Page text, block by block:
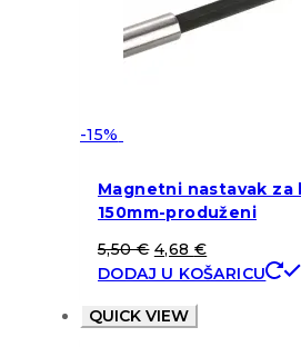
-15%
Magnetni nastavak za
150mm-produženi
5,50€ 4,68 €
DODAJ U KOŠARICU
QUICK VIEW